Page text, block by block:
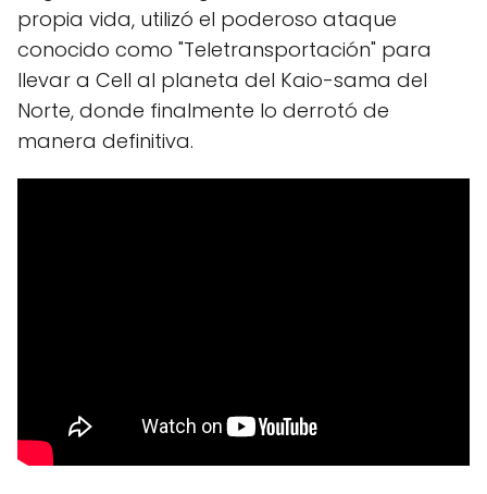
propia vida, utilizó el poderoso ataque
conocido como "Teletransportación" para
llevar a Cell al planeta del Kaio-sama del
Norte, donde finalmente lo derrotó de
manera definitiva.